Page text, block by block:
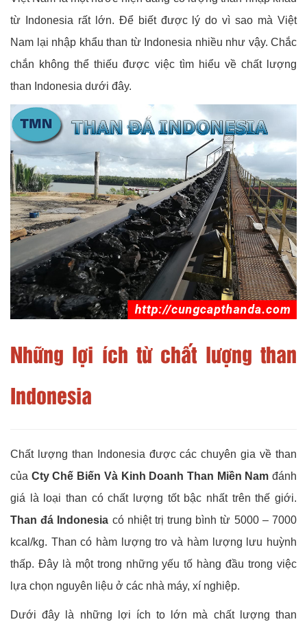
từ Indonesia rất lớn. Để biết được lý do vì sao mà Việt
Nam lại nhập khẩu than từ Indonesia nhiều như vậy. Chắc
chắn không thể thiếu được việc tìm hiểu về chất lượng
than Indonesia dưới đây.
Những lợi ích từ chất lượng than
Indonesia
Chất lượng than Indonesia được các chuyên gia về than
của Cty Chế Biến Và Kinh Doanh Than Miền Nam đánh
giá là loại than có chất lượng tốt bậc nhất trên thế giới.
Than đá Indonesia có nhiệt trị trung bình từ 5000 – 7000
kcal/kg. Than có hàm lượng tro và hàm lượng lưu huỳnh
thấp. Đây là một trong những yếu tố hàng đầu trong việc
lựa chọn nguyên liệu ở các nhà máy, xí nghiệp.
Dưới đây là những lợi ích to lớn mà chất lượng than